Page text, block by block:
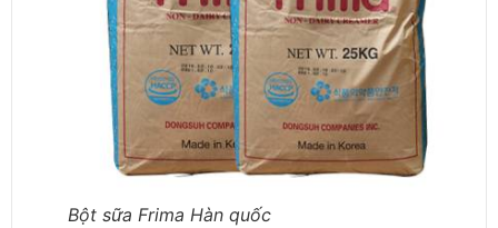
Bột sữa Frima Hàn quốc